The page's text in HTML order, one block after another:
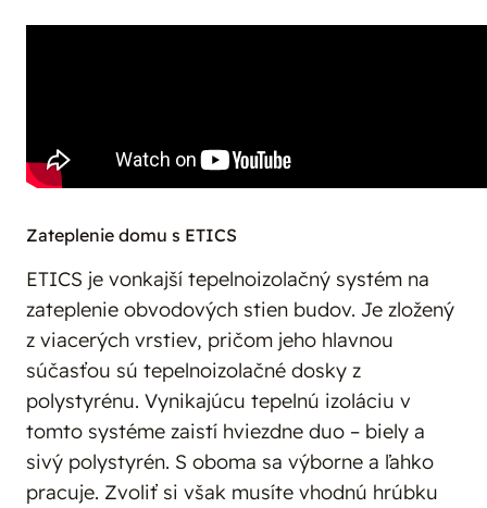
Zateplenie domu s ETICS
ETICS je vonkajší tepelnoizolačný systém na
zateplenie obvodových stien budov. Je zložený
z viacerých vrstiev, pričom jeho hlavnou
súčasťou sú tepelnoizolačné dosky z
polystyrénu. Vynikajúcu tepelnú izoláciu v
tomto systéme zaistí hviezdne duo – biely a
sivý polystyrén. S oboma sa výborne a ľahko
pracuje. Zvoliť si však musíte vhodnú hrúbku